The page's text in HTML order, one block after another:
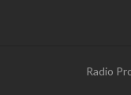
Radio